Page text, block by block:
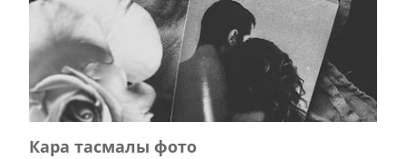
Кара тасмалы фото